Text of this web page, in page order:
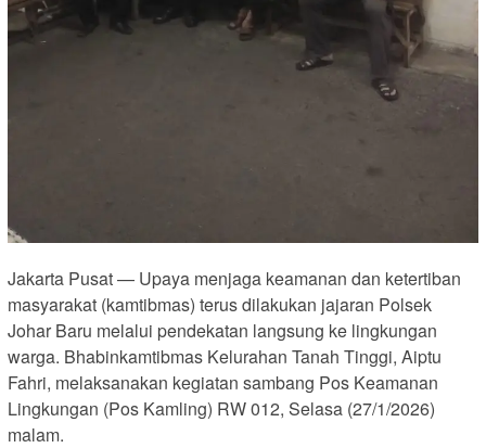
Jakarta Pusat — Upaya menjaga keamanan dan ketertiban
masyarakat (kamtibmas) terus dilakukan jajaran Polsek
Johar Baru melalui pendekatan langsung ke lingkungan
warga. Bhabinkamtibmas Kelurahan Tanah Tinggi, Aiptu
Fahri, melaksanakan kegiatan sambang Pos Keamanan
Lingkungan (Pos Kamling) RW 012, Selasa (27/1/2026)
malam.